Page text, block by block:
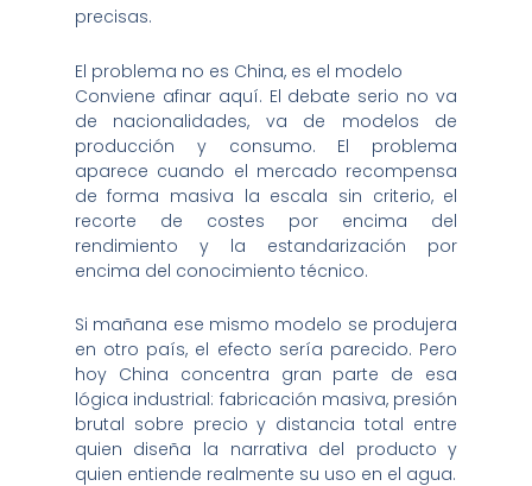
precisas.
El problema no es China, es el modelo
Conviene afinar aquí. El debate serio no va
de nacionalidades, va de modelos de
producción y consumo. El problema
aparece cuando el mercado recompensa
de forma masiva la escala sin criterio, el
recorte de costes por encima del
rendimiento y la estandarización por
encima del conocimiento técnico.
Si mañana ese mismo modelo se produjera
en otro país, el efecto sería parecido. Pero
hoy China concentra gran parte de esa
lógica industrial: fabricación masiva, presión
brutal sobre precio y distancia total entre
quien diseña la narrativa del producto y
quien entiende realmente su uso en el agua.